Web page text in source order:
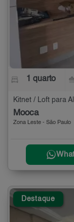
1 quarto
Kitnet / Loft para
Mooca
Zona Leste - São Paulo
Destaque